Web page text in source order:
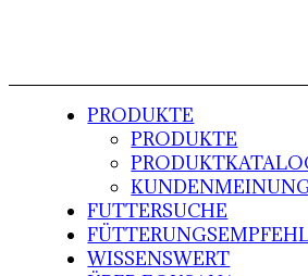
PRODUKTE
PRODUKTE
FUTTERSUCHE
WISSENSWERT